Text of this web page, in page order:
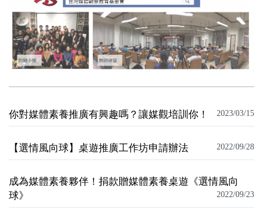
你對媒體素養推廣有興趣嗎？讓媒觀培訓你！ 2023/03/15
【選情風向球】桌遊推廣工作坊申請辦法 2022/09/28
成為媒體素養夥伴！捐款贈媒體素養桌遊《選情風向
球》
2022/09/23